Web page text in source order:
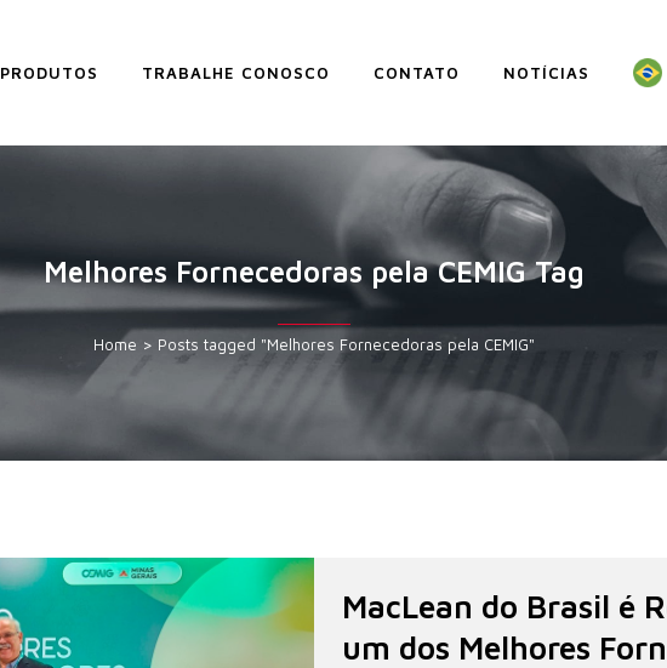
PRODUTOS TRABALHE CONOSCO CONTATO NOTÍCIAS
Melhores Fornecedoras pela CEMIG Tag
Home > Posts tagged "Melhores Fornecedoras pela CEMIG"
MacLean do Brasil é
um dos Melhores